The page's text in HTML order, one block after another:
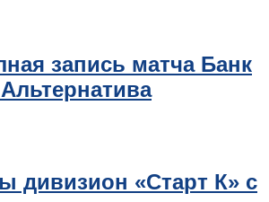
запись матча Банк
дивизион «Старт К» с